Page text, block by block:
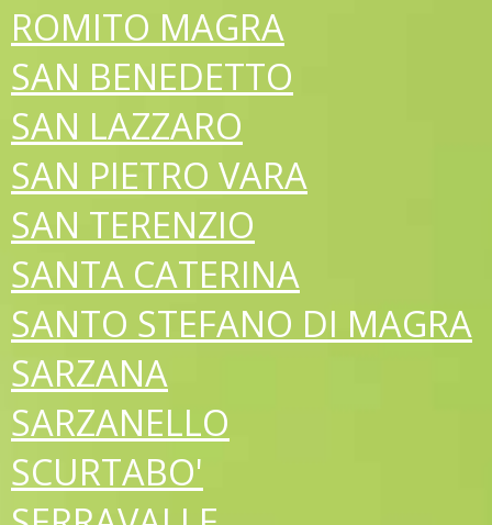
ROMITO MAGRA
SAN BENEDETTO
SAN LAZZARO
SAN PIETRO VARA
SAN TERENZIO
SANTA CATERINA
SANTO STEFANO DI MAGRA
SARZANA
SARZANELLO
SCURTABO'